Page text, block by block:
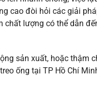
cao đòi hỏi các giải
chất lượng có thể dẫn
sản xuất, hoặc thậm
ống tại TP Hồ Chí